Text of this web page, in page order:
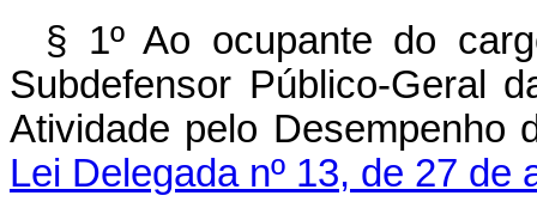
§ 1º Ao ocupante do
Subdefensor Público-Geral
Atividade pelo
Lei Delegada nº 13, de 27 de